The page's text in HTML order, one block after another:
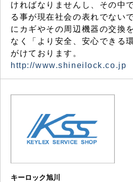
ければなりませんし、その中
る事が現在社会の表れでない
にカギやその周辺機器の交換
なく「より安全、安心できる
がけております。
http://www.shineilock.co.jp
キーロック旭川